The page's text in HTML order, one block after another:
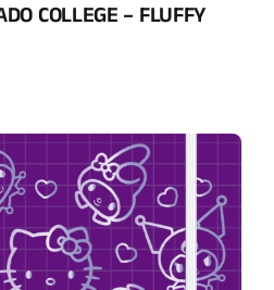
COLLEGE – FLUFFY